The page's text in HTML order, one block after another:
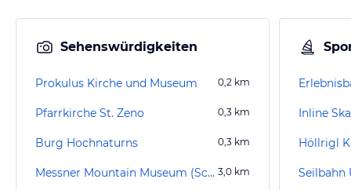
Sehenswürdigkeiten
Prokulus Kirche und Museum 0,2 km
Pfarrkirche St. Zeno 0,3 km
Burg Hochnaturns 0,3 km
Messner Mountain Museum (Schloss Juval) 3,0 km
Inline
Höllrigl
Seilbahn